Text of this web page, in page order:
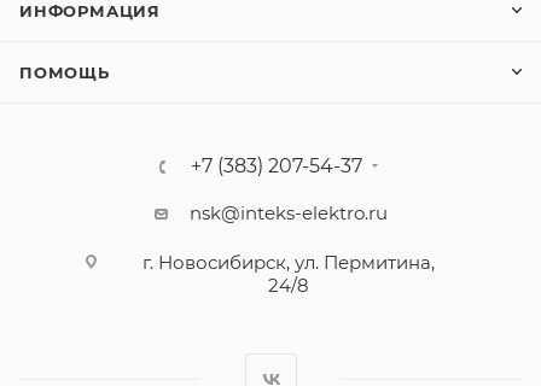
ИНФОРМАЦИЯ
ПОМОЩЬ
+7 (383) 207-54-37
nsk@inteks-elektro.ru
г. Новосибирск, ул. Пермитина,
24/8